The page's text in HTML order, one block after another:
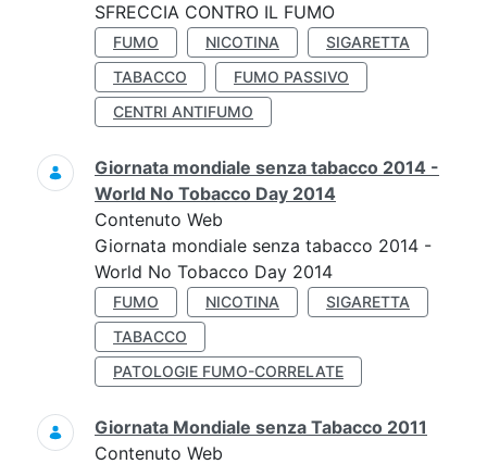
SFRECCIA CONTRO IL FUMO
FUMO NICOTINA
SIGARETTA
TABACCO
FUMO PASSIVO
CENTRI ANTIFUMO
Giornata mondiale senza tabacco 2014 -
World No Tobacco Day 2014
Contenuto Web
Giornata mondiale senza tabacco 2014 -
World No Tobacco Day 2014
FUMO NICOTINA
SIGARETTA
TABACCO
PATOLOGIE FUMO-CORRELATE
Giornata Mondiale senza Tabacco 2011
Contenuto Web